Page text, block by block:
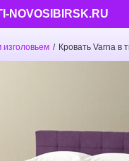
NOVOSIBIRSK.RU
изголовьем / Кровать Varna в